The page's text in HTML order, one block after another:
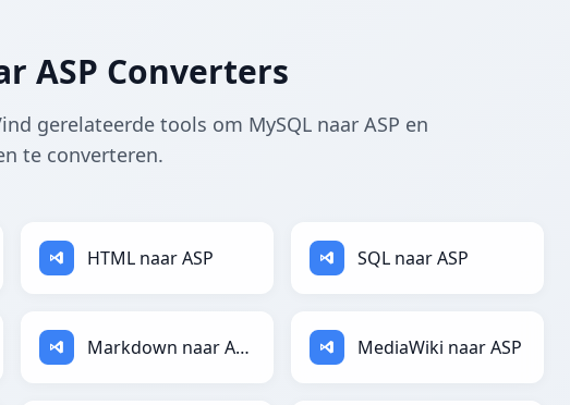
ASP Converters
gerelateerde tools om MySQL naar ASP en
te converteren.
HTML naar ASP SQL naar ASP
Markdown naar ASP MediaWiki naar ASP